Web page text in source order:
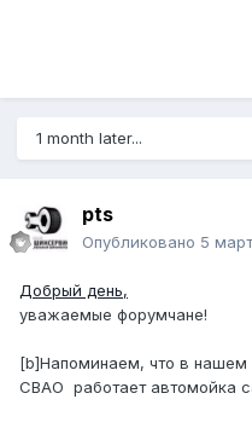
1 month later...
pts
Опубликовано 5
Добрый день,
уважаемые форумчане!
[b]Напоминаем, что в нашем
СВАО работает автомойка